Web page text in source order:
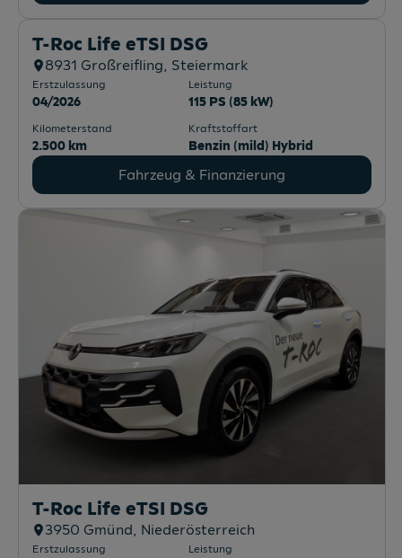
T-Roc Life eTSI DSG
8931 Großreifling, Steiermark
Erstzulassung
04/2026
Leistung
115 PS (85 kW)
Kilometerstand
2.500 km
Kraftstoffart
Benzin (mild) Hybrid
Fahrzeug & Finanzierung
T-Roc Life eTSI DSG
3950 Gmünd, Niederösterreich
Erstzulassung Leistung